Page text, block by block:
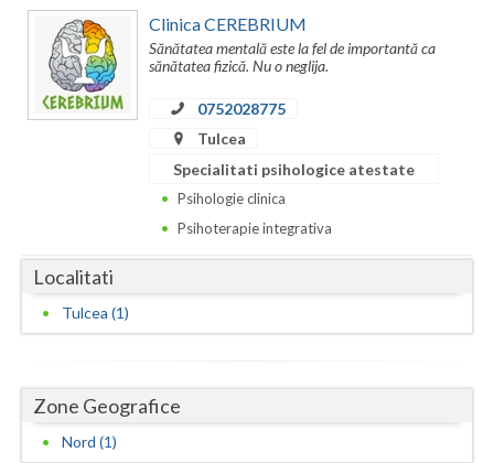
Bucuresti
Buzau
Calarasi
Covasna
Dambovita
Galati
Giurgiu
Clinica CEREBRIUM
Sănătatea mentală este la fel de importantă ca
sănătatea fizică. Nu o neglija.
0752028775
Tulcea
Specialitati psihologice atestate
Psihologie clinica
Psihoterapie integrativa
Localitati
Tulcea (1)
Zone Geografice
Nord (1)